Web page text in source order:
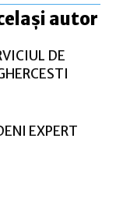
autor
DE
EXPERT